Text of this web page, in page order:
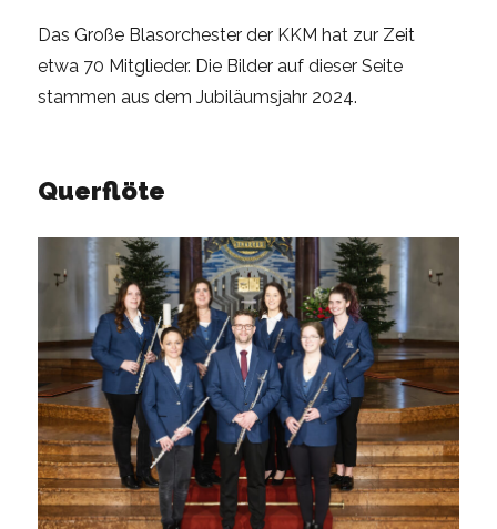
Das Große Blasorchester der KKM hat zur Zeit
etwa 70 Mitglieder. Die Bilder auf dieser Seite
stammen aus dem Jubiläumsjahr 2024.
Querflöte